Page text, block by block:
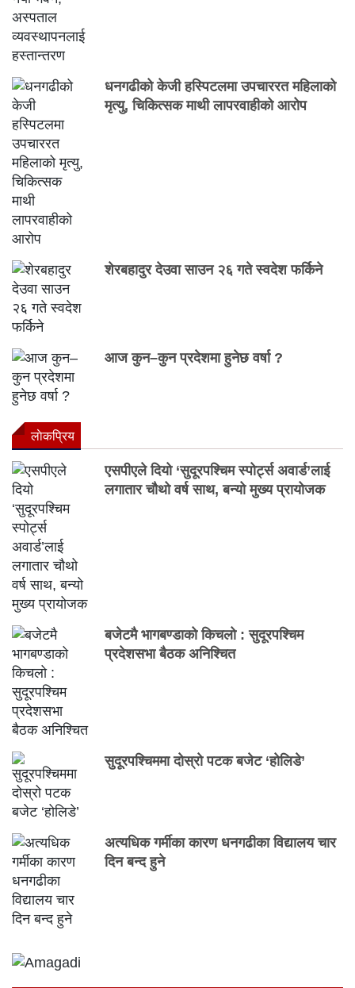
धनगढीको केजी हस्पिटलमा उपचाररत महिलाको
मृत्यु, चिकित्सक माथी लापरवाहीको आरोप
शेरबहादुर देउवा साउन २६ गते स्वदेश फर्किने
आज कुन–कुन प्रदेशमा हुनेछ वर्षा ?
लाेकप्रिय
एसपीएले दियो ‘सुदूरपश्चिम स्पोर्ट्स अवार्ड’लाई
लगातार चौथो वर्ष साथ, बन्यो मुख्य प्रायोजक
बजेटमै भागबण्डाको किचलो : सुदूरपश्चिम
प्रदेशसभा बैठक अनिश्चित
सुदूरपश्चिममा दोस्रो पटक बजेट ‘होलिडे’
अत्यधिक गर्मीका कारण धनगढीका विद्यालय चार
दिन बन्द हुने